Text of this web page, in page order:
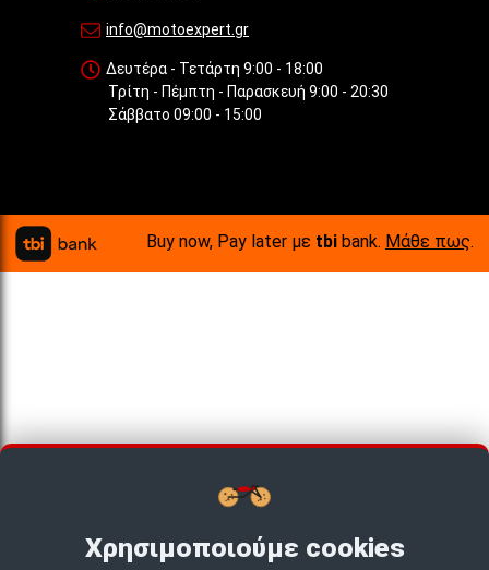
info@motoexpert.gr
Δευτέρα - Τετάρτη 9:00 - 18:00
Τρίτη - Πέμπτη - Παρασκευή 9:00 - 20:30
Σάββατο 09:00 - 15:00
Buy now, Pay later με tbi bank. Μάθε πως.
Χρησιμοποιούμε cookies